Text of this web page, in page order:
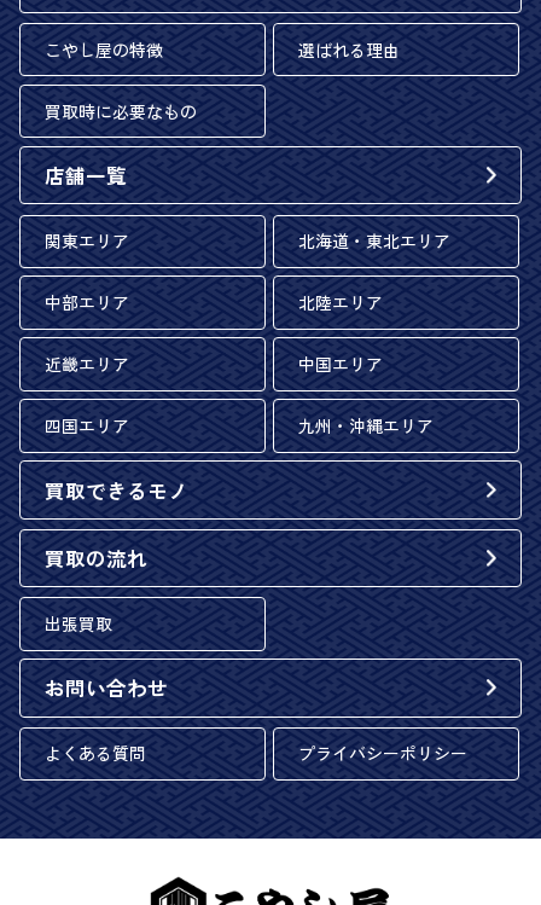
こやし屋の特徴 選ばれる理由
買取時に必要なもの
店舗一覧
関東エリア 北海道・東北エリア
中部エリア 北陸エリア
近畿エリア 中国エリア
四国エリア 九州・沖縄エリア
買取できるモノ
買取の流れ
出張買取
お問い合わせ
よくある質問 プライバシーポリシー